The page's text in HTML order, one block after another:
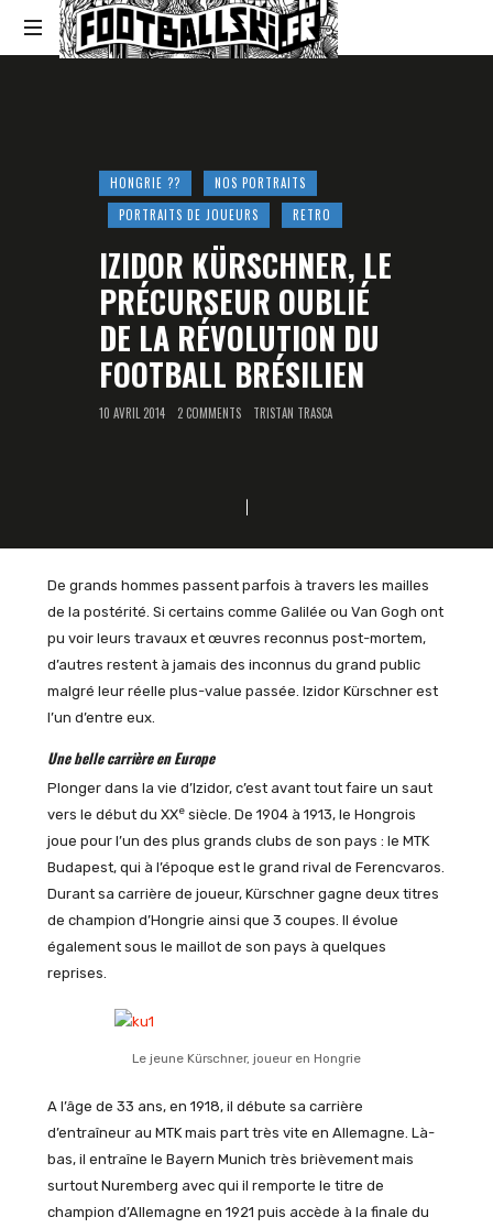
Footballski
d'Europe
HONGRIE ??
NOS PORTRAITS
PORTRAITS DE JOUEURS
RETRO
IZIDOR KÜRSCHNER, LE
PRÉCURSEUR OUBLIÉ
DE LA RÉVOLUTION DU
FOOTBALL BRÉSILIEN
10 AVRIL 2014 2 COMMENTS TRISTAN TRASCA
De grands hommes passent parfois à travers les mailles
de la postérité. Si certains comme Galilée ou Van Gogh ont
pu voir leurs travaux et œuvres reconnus post-mortem,
d’autres restent à jamais des inconnus du grand public
malgré leur réelle plus-value passée. Izidor Kürschner est
l’un d’entre eux.
Une belle carrière en Europe
Plonger dans la vie d’Izidor, c’est avant tout faire un saut
vers le début du XXesiècle. De 1904 à 1913, le Hongrois
joue pour l’un des plus grands clubs de son pays : le MTK
Budapest, qui à l’époque est le grand rival de Ferencvaros.
Durant sa carrière de joueur, Kürschner gagne deux titres
de champion d’Hongrie ainsi que 3 coupes. Il évolue
également sous le maillot de son pays à quelques
reprises.
Le jeune Kürschner, joueur en Hongrie
A l’âge de 33 ans, en 1918, il débute sa carrière
d’entraîneur au MTK mais part très vite en Allemagne. Là-
bas, il entraîne le Bayern Munich très brièvement mais
surtout Nuremberg avec qui il remporte le titre de
champion d’Allemagne en 1921 puis accède à la finale du